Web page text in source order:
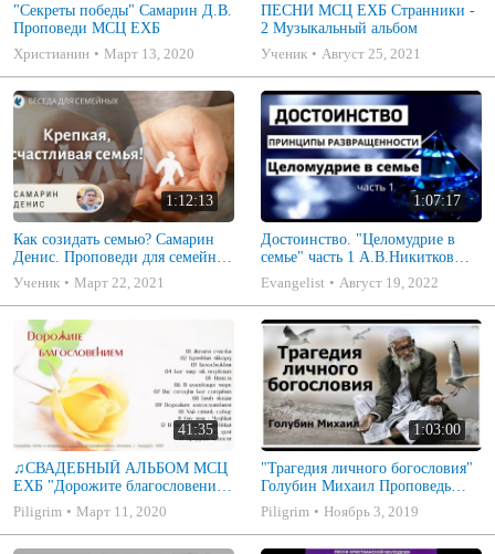
"Секреты победы" Самарин Д.В.
Проповеди МСЦ ЕХБ
Христианин
Март 13, 2020
ПЕСНИ МСЦ ЕХБ Странники -
2 Музыкальный альбом
Ученик
Август 25, 2021
1:12:13
Как созидать семью? Самарин
Денис. Проповеди для семейных
МСЦ ЕХБ
Ученик Март 22, 2021
1:07:17
Достоинство. "Целомудрие в
семье" часть 1 А.В.Никитков
Беседа для семейных МСЦ ЕХБ
Evangelist Август 19, 2022
41:35
♫СВАДЕБНЫЙ АЛЬБОМ МСЦ
ЕХБ "Дорожите благословением
- Христианские песни.
Музыкальный диск. Псалмы
Piligrim Март 11, 2020
1:03:00
"Трагедия личного богословия"
Голубин Михаил Проповедь
2019
Piligrim Ноябрь 3, 2019